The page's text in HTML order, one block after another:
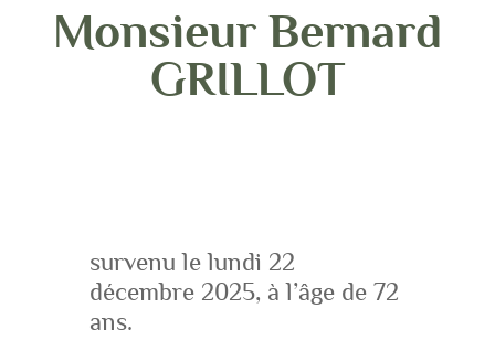
Monsieur Bernard
GRILLOT
survenu le lundi 22
décembre 2025, à l’âge de 72
ans.